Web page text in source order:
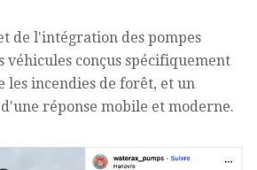
de l'intégration des pompes
véhicules conçus spécifiquement
incendies de forêt, et un
réponse mobile et moderne.